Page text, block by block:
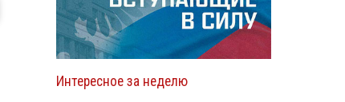
Интересное за неделю